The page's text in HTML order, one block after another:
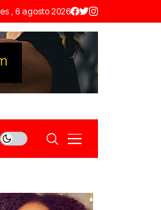
, 6 agosto 2026